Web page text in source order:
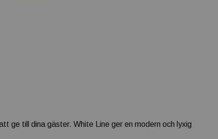
ge till dina gäster. White Line ger en modern och lyxig